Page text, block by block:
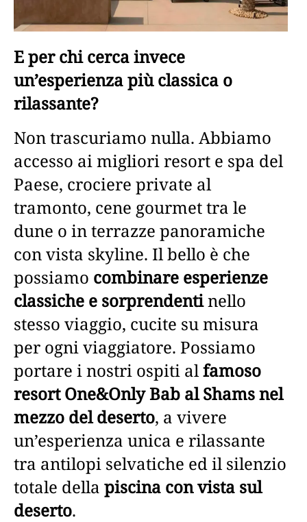
E per chi cerca invece
un’esperienza più classica o
rilassante?
Non trascuriamo nulla. Abbiamo
accesso ai migliori resort e spa del
Paese, crociere private al
tramonto, cene gourmet tra le
dune o in terrazze panoramiche
con vista skyline. Il bello è che
possiamo combinare esperienze
classiche e sorprendentinello
stesso viaggio, cucite su misura
per ogni viaggiatore. Possiamo
portare i nostri ospiti alfamoso
resort One&Only Bab al Shams nel
mezzo del deserto, a vivere
un’esperienza unica e rilassante
tra antilopi selvatiche ed il silenzio
totale della piscina con vista sul
deserto.